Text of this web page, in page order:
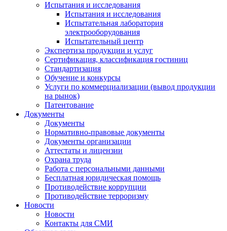
Испытания и исследования
Испытания и исследования
Испытательная лаборатория
электрооборудования
Испытательный центр
Экспертиза продукции и услуг
Сертификация, классификация гостиниц
Стандартизация
Обучение и конкурсы
Услуги по коммерциализации (вывод продукции
на рынок)
Патентование
Документы
Документы
Нормативно-правовые документы
Документы организации
Аттестаты и лицензии
Охрана труда
Работа с персональными данными
Бесплатная юридическая помощь
Противодействие коррупции
Противодействие терроризму
Новости
Новости
Контакты для СМИ